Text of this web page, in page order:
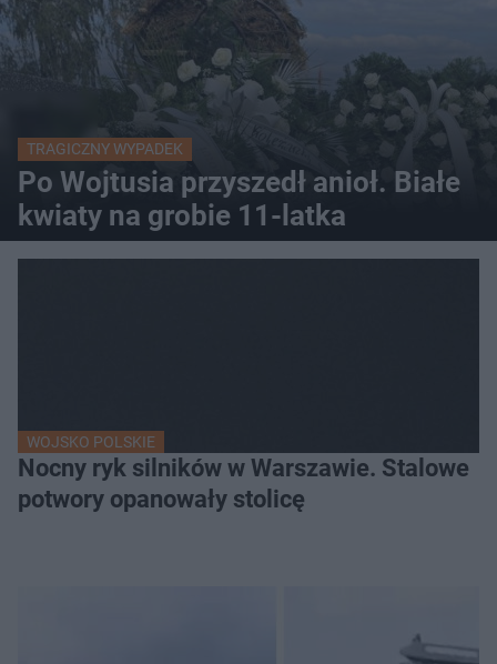
TRAGICZNY WYPADEK
Po Wojtusia przyszedł anioł. Białe
kwiaty na grobie 11-latka
WOJSKO POLSKIE
Nocny ryk silników w Warszawie. Stalowe
potwory opanowały stolicę